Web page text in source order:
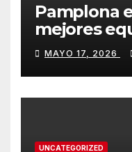
Pamplona
mejores
Joma e
MAYO 17, 2026
UNCATEGORIZED